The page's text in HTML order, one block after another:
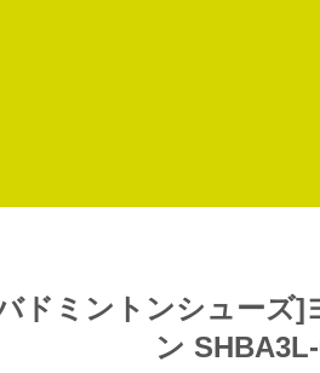
ドミントンシューズ]
ン